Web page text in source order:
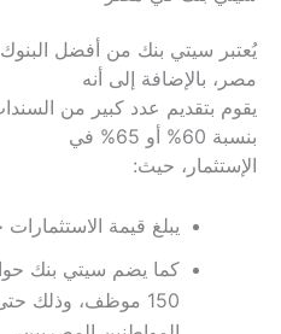
يُعتبر سيتي بنك من أفضل
مصر، بالإضافة إلى أنه
يقوم بتقديم عدد كبير من
بنسبة 60% أو 65% في
الإستثمار، حيث:
يبلغ قيمة الاستثمارات حوالي 17 مليار
كما يضم سيتي بنك
150 موظف، وذلك حتى